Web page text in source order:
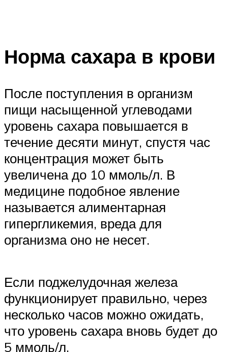
Норма сахара в крови
После поступления в организм
пищи насыщенной углеводами
уровень сахара повышается в
течение десяти минут, спустя час
концентрация может быть
увеличена до 10 ммоль/л. В
медицине подобное явление
называется алиментарная
гипергликемия, вреда для
организма оно не несет.
Если поджелудочная железа
функционирует правильно, через
несколько часов можно ожидать,
что уровень сахара вновь будет до
5 ммоль/л.